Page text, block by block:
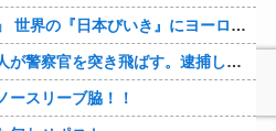
本びいき』にヨーロッパ全土から不満の声
察官を突き飛ばす。逮捕しろやｗｗｗ
スリーブ脇！！